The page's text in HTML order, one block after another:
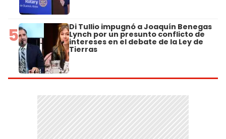
5 Di Tullio impugnó a Joaquín Benegas
Lynch por un presunto conflicto de
intereses en el debate de la Ley de
Tierras